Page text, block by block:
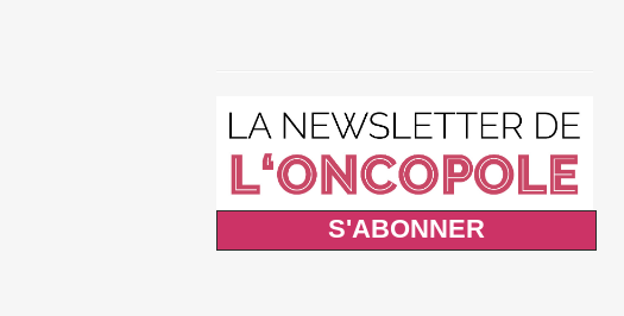
S'ABONNER